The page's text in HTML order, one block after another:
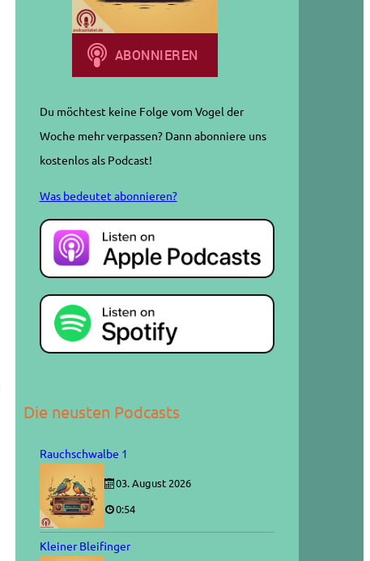
Du möchtest keine Folge vom Vogel der
Woche mehr verpassen? Dann abonniere uns
kostenlos als Podcast!
Was bedeutet abonnieren?
Die neusten Podcasts
Rauchschwalbe 1
03. August 2026
0:54
Kleiner Bleifinger